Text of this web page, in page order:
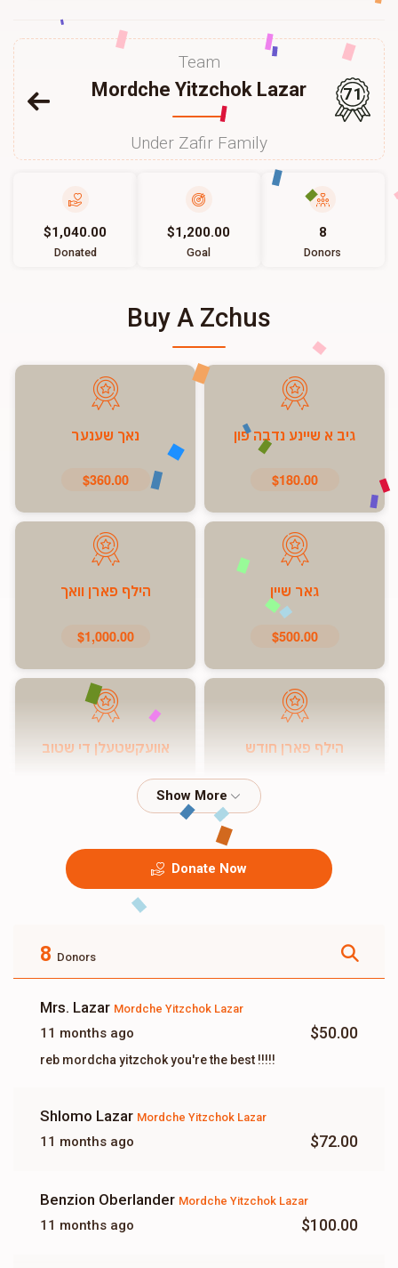
Team
Mordche Yitzchok Lazar
Under Zafir Family
71
$1,040.00
Donated
$1,200.00
Goal
8
Donors
Buy A Zchus
גיב א שיינע נדבה פון
$180.00
נאך שענער
$360.00
גאר שיין
$500.00
הילף פארן וואך
$1,000.00
הילף פארן חודש אוועקשטעלן די שטוב
Donate Now
8 Donors
Mrs. Lazar Mordche Yitzchok Lazar
11 months ago $50.00
reb mordcha yitzchok you're the best !!!!!
Shlomo Lazar Mordche Yitzchok Lazar
11 months ago $72.00
Benzion Oberlander Mordche Yitzchok Lazar
11 months ago $100.00